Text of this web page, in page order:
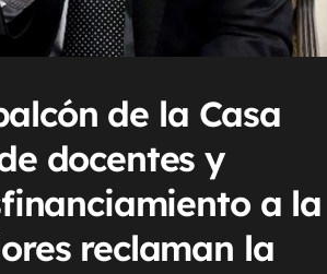
de la Casa
docentes y
a la
reclaman la